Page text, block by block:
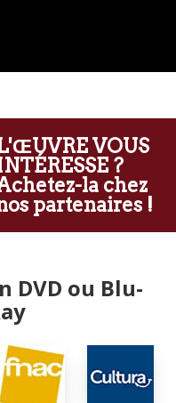
VOUS
?
la chez
partenaires !
DVD ou Blu-